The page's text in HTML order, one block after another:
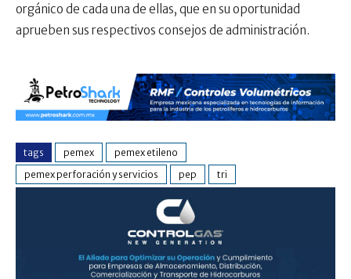
orgánico de cada una de ellas, que en su oportunidad
aprueben sus respectivos consejos de administración.
tags pemex
pemex etileno
pemex perforación y servicios
pep tri